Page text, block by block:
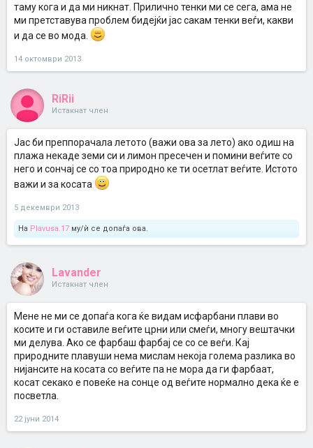
таму кога и да ми никнат. Прилично тенки ми се сега, ама не
ми претставува проблем бидејќи јас сакам тенки веѓи, какви
и да се во мода.
14 октомври 2013
RiRii
Истакнат член
Јас би преппорачала летото (важи ова за лето) ако одиш на
плажа некаде земи си и лимон пресечен и помини веѓите со
него и сончај се со тоа природно ке ти осетлат веѓите. Истото
важи и за косата
5 декември 2013
На Plavusa.17 му/ѝ се допаѓа ова.
Lavander
Истакнат член
Мене не ми се допаѓа кога ќе видам исфарбани плави во
косите и ги оставиле веѓите црни или смеѓи, многу вештачки
ми делува. Ако се фарбаш фарбај се со се веѓи. Кај
природните плавуши нема мислам некоја голема разлика во
нијансите на косата со веѓите па не мора да ги фарбаат,
косат секако е повеќе на сонце од веѓите нормално дека ќе е
посветла.
22 јуни 2014